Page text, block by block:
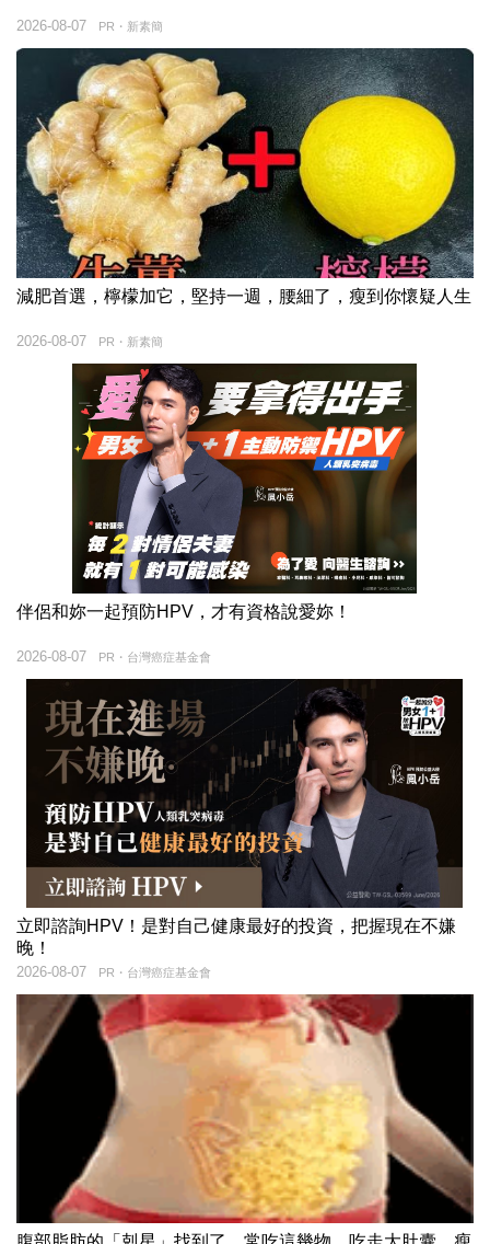
PR・新素簡
2026-08-07
減肥首選，檸檬加它，堅持一週，腰細了，瘦到你懷疑人生
PR・新素簡
2026-08-07
伴侶和妳一起預防HPV，才有資格說愛妳！
PR・台灣癌症基金會
2026-08-07
立即諮詢HPV！是對自己健康最好的投資，把握現在不嫌
晚！
PR・台灣癌症基金會
2026-08-07